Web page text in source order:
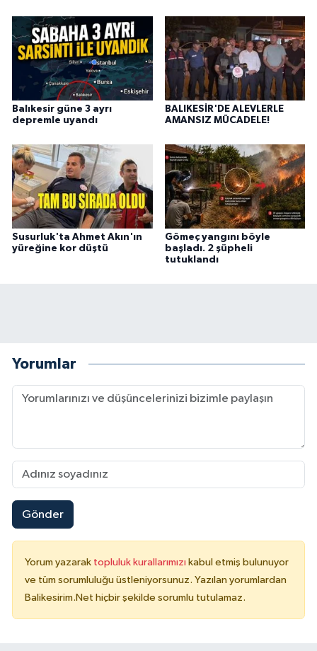
Balıkesir güne 3 ayrı
depremle uyandı
BALIKESİR'DE ALEVLERLE
AMANSIZ MÜCADELE!
Susurluk'ta Ahmet Akın'ın
yüreğine kor düştü
Gömeç yangını böyle
başladı. 2 şüpheli
tutuklandı
Yorumlar
Gönder
Yorum yazarak topluluk kurallarımızı kabul etmiş bulunuyor
ve tüm sorumluluğu üstleniyorsunuz. Yazılan yorumlardan
Balikesirim.Net hiçbir şekilde sorumlu tutulamaz.